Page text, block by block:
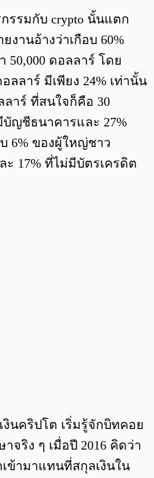
รรมกับ crypto นั้นแตก
งานอ้างว่าเกือบ 60%
50,000 ดอลลาร์ โดย
ลลาร์ มีเพียง 24% เท่านั้น
ลาร์ ที่สนใจก็คือ 30
บัญชีธนาคารและ 27%
6% ของผู้ใหญ่ชาว
17% ที่ไม่มีบัตรเครดิต
นคริปโต เริ่มรู้จักบิทคอย
จริง ๆ เมื่อปี 2016 คิดว่า
ข้ามาแทนที่สกุลเงินใน